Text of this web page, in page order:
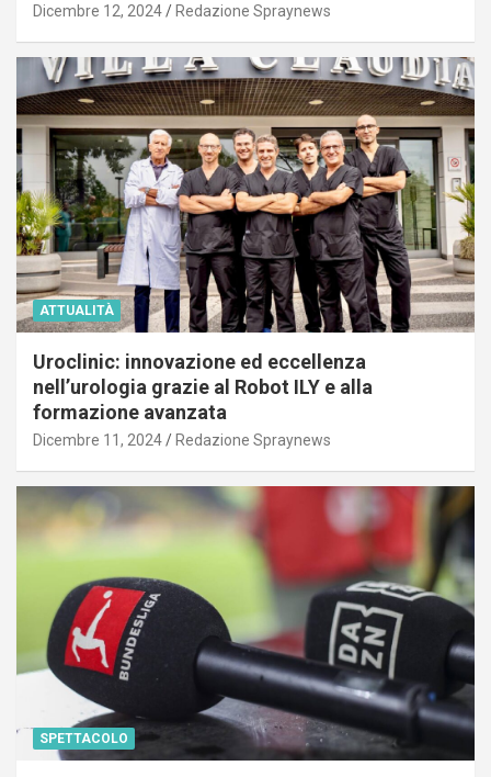
Dicembre 12, 2024 Redazione Spraynews
ATTUALITÀ
Uroclinic: innovazione ed eccellenza
nell’urologia grazie al Robot ILY e alla
formazione avanzata
Dicembre 11, 2024 Redazione Spraynews
SPETTACOLO